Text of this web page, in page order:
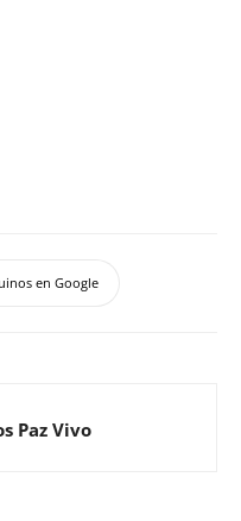
en Google
Paz Vivo